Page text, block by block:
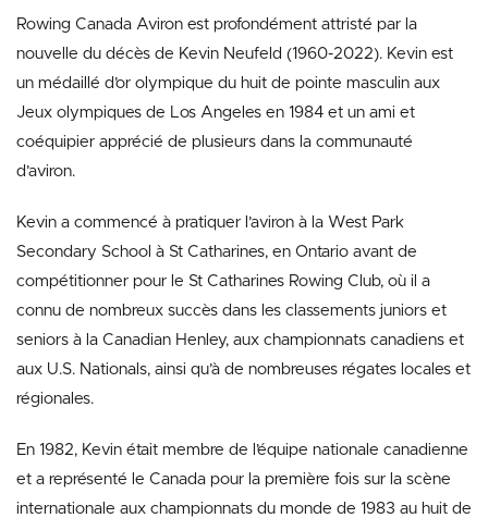
Rowing Canada Aviron est profondément attristé par la
nouvelle du décès de Kevin Neufeld (1960-2022). Kevin est
un médaillé d’or olympique du huit de pointe masculin aux
Jeux olympiques de Los Angeles en 1984 et un ami et
coéquipier apprécié de plusieurs dans la communauté
d’aviron.
Kevin a commencé à pratiquer l’aviron à la West Park
Secondary School à St Catharines, en Ontario avant de
compétitionner pour le St Catharines Rowing Club, où il a
connu de nombreux succès dans les classements juniors et
seniors à la Canadian Henley, aux championnats canadiens et
aux U.S. Nationals, ainsi qu’à de nombreuses régates locales et
régionales.
En 1982, Kevin était membre de l’équipe nationale canadienne
et a représenté le Canada pour la première fois sur la scène
internationale aux championnats du monde de 1983 au huit de